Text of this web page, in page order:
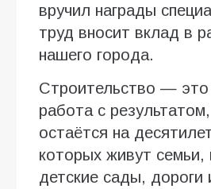
вручил награды
труд вносит вклад в
нашего города.
Строительство — это
работа с
остаётся на
которых живут
детские сады, дороги